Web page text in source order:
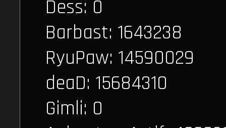
Dess: 0
Barbast: 1643238
RyuPaw: 14590029
deaD: 15684310
Gimli: 0